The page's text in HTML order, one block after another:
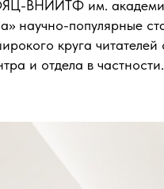
ВНИИТФ им.
научно-популярные
круга читателей
и отдела в частности.